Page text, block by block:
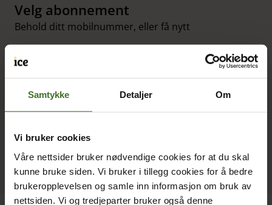
Samtykke Detaljer Om
Vi bruker cookies
Våre nettsider bruker nødvendige cookies for at du skal
kunne bruke siden. Vi bruker i tillegg cookies for å bedre
brukeropplevelsen og samle inn informasjon om bruk av
nettsiden. Vi og tredjeparter bruker også denne
Velg abonnement
Behold ditt mobilnummer, eller få nytt
Vi sier opp ditt gamle abonnement
Du trenger ikke gjøre noe!
Aktiver abonnementet
Ditt gamle fungerer frem til du aktiverer det nye